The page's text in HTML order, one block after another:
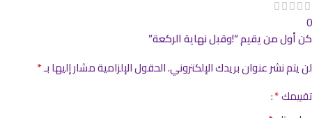
0
كن أول من يقيم “!وقبل نهاية الركعة”
لن يتم نشر عنوان بريدك الإلكتروني.الحقول الإلزامية مشار إليها بـ*
تقييمك*